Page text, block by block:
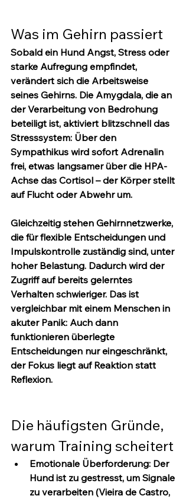
Was im Gehirn passiert
Sobald ein Hund Angst, Stress oder
starke Aufregung empfindet,
verändert sich die Arbeitsweise
seines Gehirns. Die Amygdala, die an
der Verarbeitung von Bedrohung
beteiligt ist, aktiviert blitzschnell das
Stresssystem: Über den
Sympathikus wird sofort Adrenalin
frei, etwas langsamer über die HPA-
Achse das Cortisol – der Körper stellt
auf Flucht oder Abwehr um.
Gleichzeitig stehen Gehirnnetzwerke,
die für flexible Entscheidungen und
Impulskontrolle zuständig sind, unter
hoher Belastung. Dadurch wird der
Zugriff auf bereits gelerntes
Verhalten schwieriger. Das ist
vergleichbar mit einem Menschen in
akuter Panik: Auch dann
funktionieren überlegte
Entscheidungen nur eingeschränkt,
der Fokus liegt auf Reaktion statt
Reflexion.
Die häufigsten Gründe,
warum Training scheitert
Emotionale Überforderung: Der
Hund ist zu gestresst, um Signale
zu verarbeiten (Vieira de Castro,